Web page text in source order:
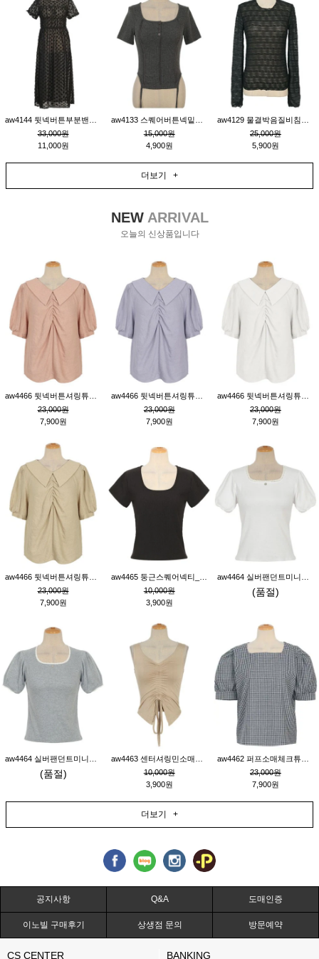
33,000원
11,000원
15,000원
4,900원
25,000원
5,900원
더보기 +
NEWARRIVAL
오늘의 신상품입니다
23,000원
7,900원
23,000원
7,900원
23,000원
7,900원
23,000원
7,900원
10,000원
3,900원
(품절)
(품절)
10,000원
3,900원
23,000원
7,900원
더보기 +
공지사항 Q&A 도매인증
이노빌 구매후기 상생점 문의 방문예약
CS CENTER BANKING